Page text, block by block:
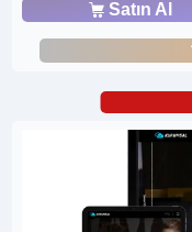
Satın Al